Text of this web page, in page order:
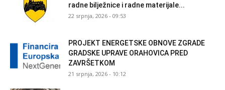
radne bilježnice i radne materijale...
22 srpnja, 2026 - 09:53
PROJEKT ENERGETSKE OBNOVE ZGRADE
GRADSKE UPRAVE ORAHOVICA PRED
ZAVRŠETKOM
21 srpnja, 2026 - 10:12